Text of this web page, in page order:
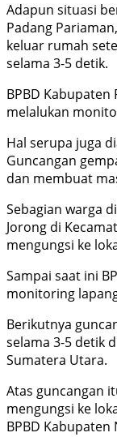
Adapun situasi
Padang
keluar rumah
selama 3-5 detik.
BPBD
melalukan
Hal serupa juga
Guncangan
dan membuat
Sebagian warga
Jorong di
mengungsi ke
Sampai saat ini
monitoring
Berikutnya
selama 3-5 detik
Sumatera Utara.
Atas guncangan
mengungsi ke
BPBD Kabupaten